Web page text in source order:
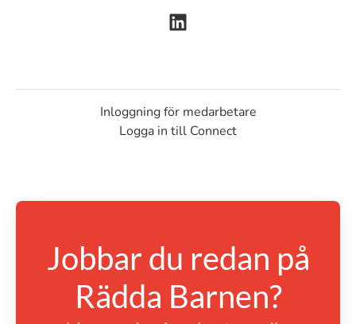
Inloggning för medarbetare
Logga in till Connect
Jobbar du redan på
Rädda Barnen?